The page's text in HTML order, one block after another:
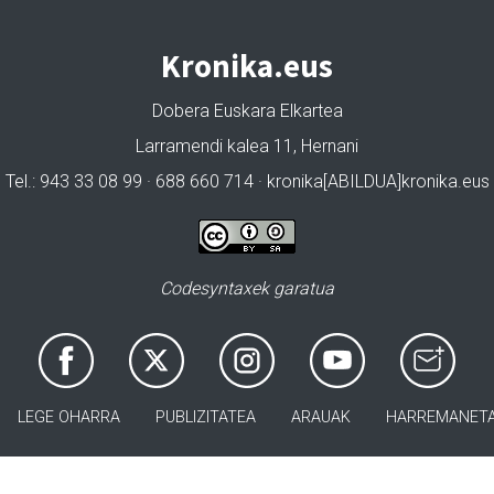
Kronika.eus
Dobera Euskara Elkartea
Larramendi kalea 11, Hernani
Tel.: 943 33 08 99 · 688 660 714 · kronika[ABILDUA]kronika.eus
Codesyntaxek garatua
LEGE OHARRA PUBLIZITATEA ARAUAK